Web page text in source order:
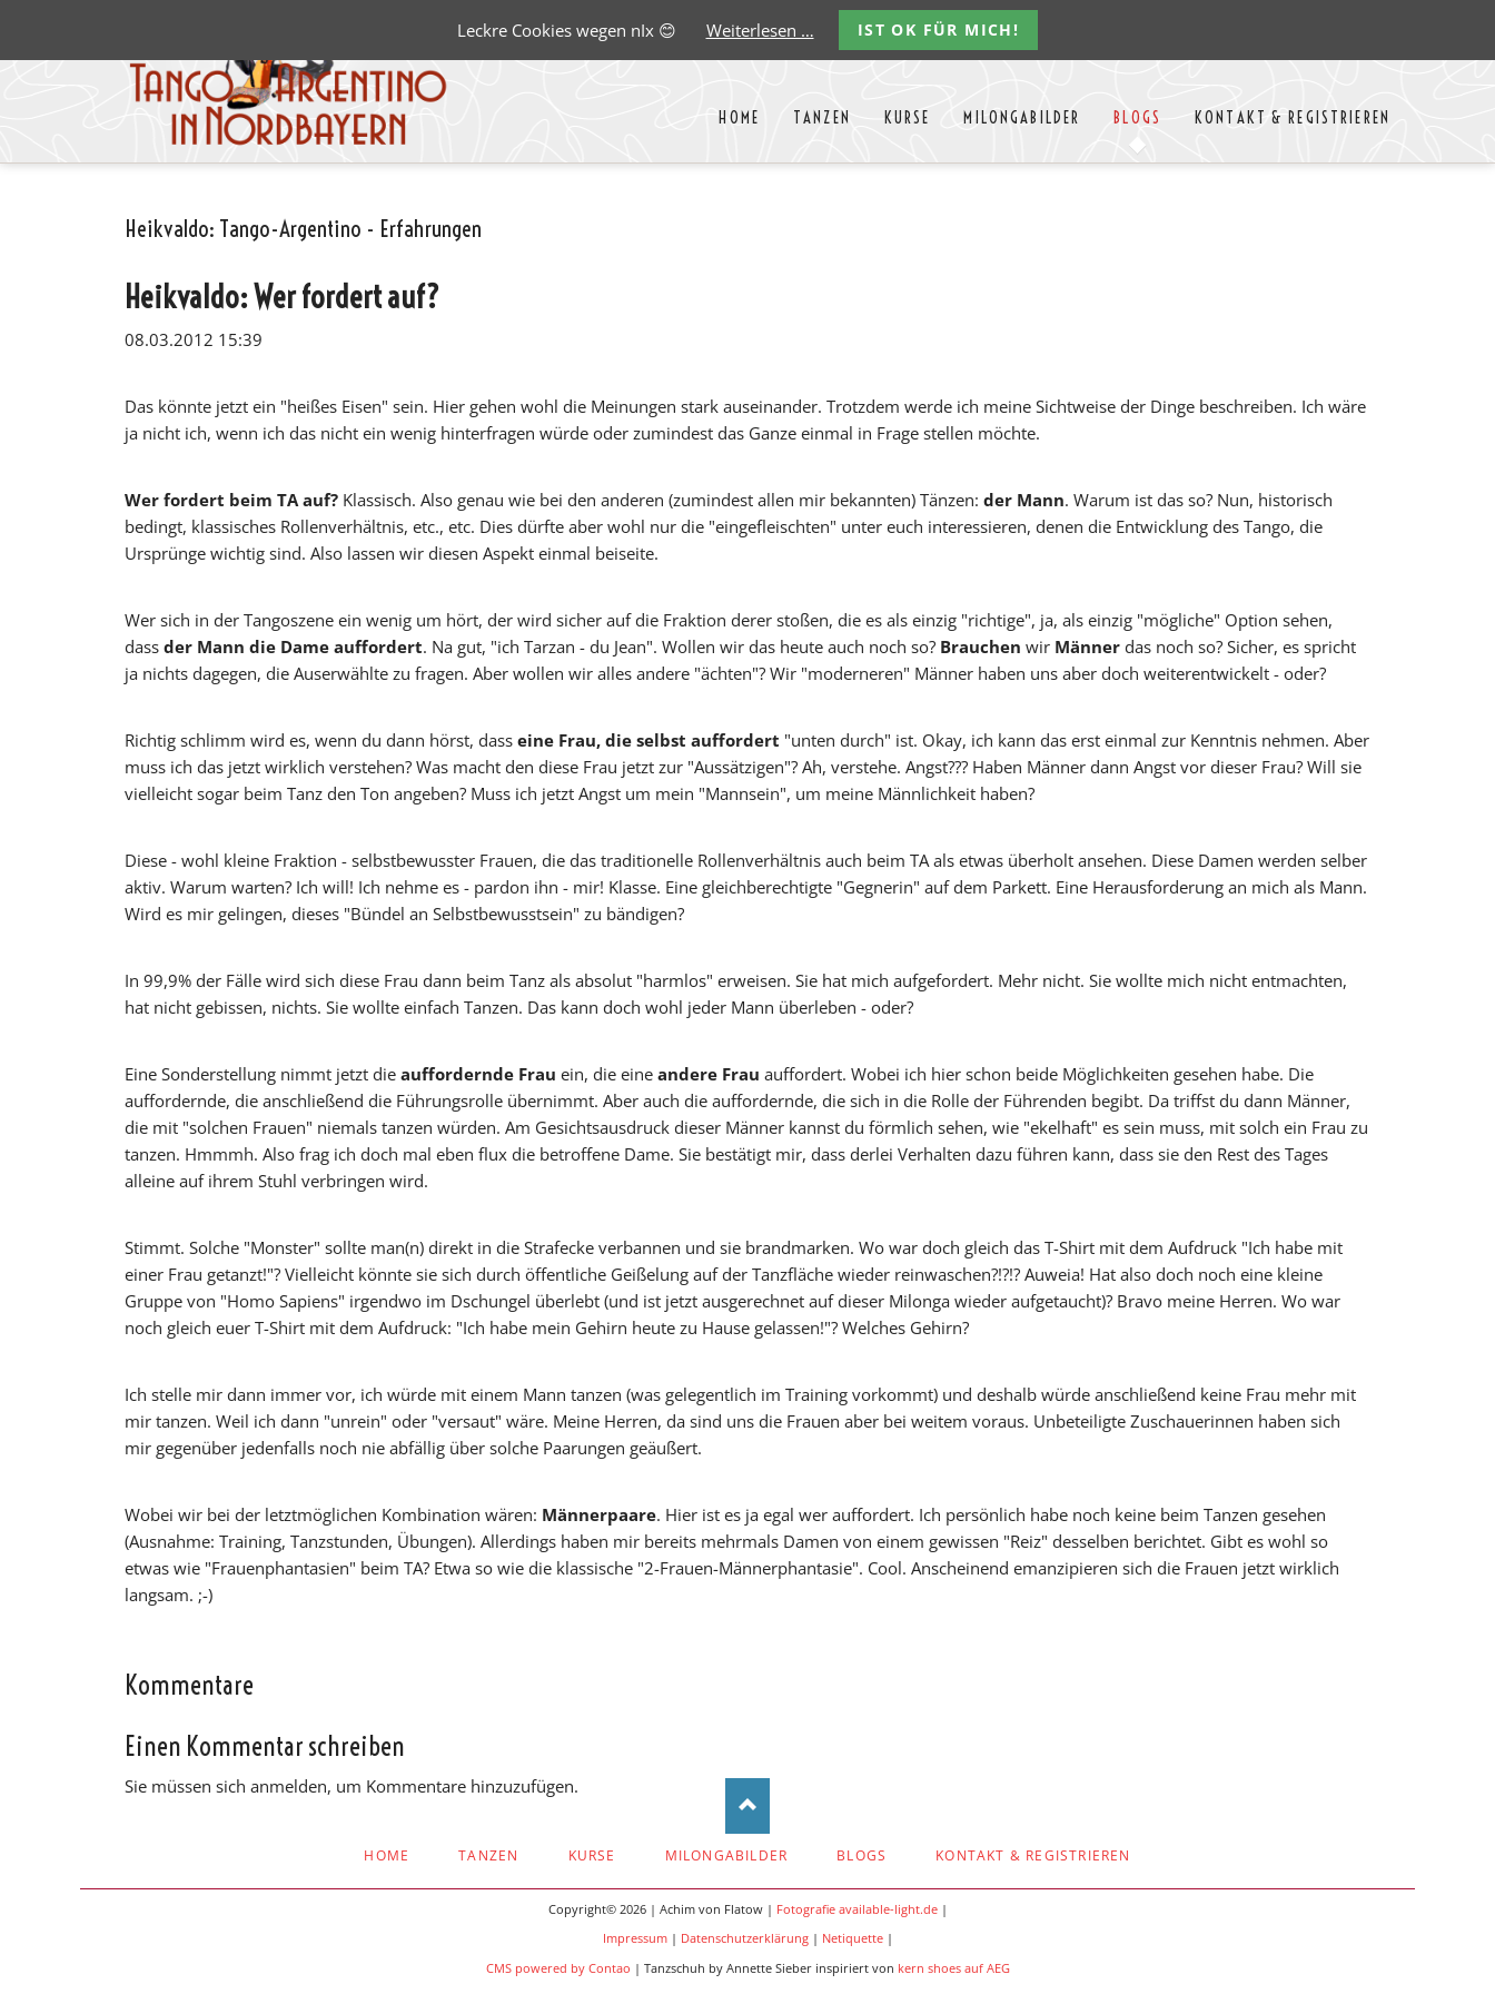
HOME TANZEN
Liste aller Events des kommenden Jahres
KURSE
Blanco y
e.V,
WILFEGO
MILONGABILDER BLOGS KONTAKT & REGISTRIEREN
Kontakt
Heikvaldo: Tango-Argentino - Erfahrungen
Heikvaldo: Wer fordert auf?
08.03.2012 15:39
Das könnte jetzt ein "heißes Eisen" sein. Hier gehen wohl die Meinungen stark auseinander. Trotzdem werde ich meine Sichtweise der Dinge beschreiben. Ich wäre
ja nicht ich, wenn ich das nicht ein wenig hinterfragen würde oder zumindest das Ganze einmal in Frage stellen möchte.
Wer fordert beim TA auf? Klassisch. Also genau wie bei den anderen (zumindest allen mir bekannten) Tänzen: der Mann. Warum ist das so? Nun, historisch
bedingt, klassisches Rollenverhältnis, etc., etc. Dies dürfte aber wohl nur die "eingefleischten" unter euch interessieren, denen die Entwicklung des Tango, die
Ursprünge wichtig sind. Also lassen wir diesen Aspekt einmal beiseite.
Wer sich in der Tangoszene ein wenig um hört, der wird sicher auf die Fraktion derer stoßen, die es als einzig "richtige", ja, als einzig "mögliche" Option sehen,
dass der Mann die Dame auffordert. Na gut, "ich Tarzan - du Jean". Wollen wir das heute auch noch so? Brauchen wir Männer das noch so? Sicher, es spricht
ja nichts dagegen, die Auserwählte zu fragen. Aber wollen wir alles andere "ächten"? Wir "moderneren" Männer haben uns aber doch weiterentwickelt - oder?
Richtig schlimm wird es, wenn du dann hörst, dass eine Frau, die selbst auffordert "unten durch" ist. Okay, ich kann das erst einmal zur Kenntnis nehmen. Aber
muss ich das jetzt wirklich verstehen? Was macht den diese Frau jetzt zur "Aussätzigen"? Ah, verstehe. Angst??? Haben Männer dann Angst vor dieser Frau? Will sie
vielleicht sogar beim Tanz den Ton angeben? Muss ich jetzt Angst um mein "Mannsein", um meine Männlichkeit haben?
Diese - wohl kleine Fraktion - selbstbewusster Frauen, die das traditionelle Rollenverhältnis auch beim TA als etwas überholt ansehen. Diese Damen werden selber
aktiv. Warum warten? Ich will! Ich nehme es - pardon ihn - mir! Klasse. Eine gleichberechtigte "Gegnerin" auf dem Parkett. Eine Herausforderung an mich als Mann.
Wird es mir gelingen, dieses "Bündel an Selbstbewusstsein" zu bändigen?
In 99,9% der Fälle wird sich diese Frau dann beim Tanz als absolut "harmlos" erweisen. Sie hat mich aufgefordert. Mehr nicht. Sie wollte mich nicht entmachten,
hat nicht gebissen, nichts. Sie wollte einfach Tanzen. Das kann doch wohl jeder Mann überleben - oder?
Eine Sonderstellung nimmt jetzt die auffordernde Frau ein, die eine andere Frau auffordert. Wobei ich hier schon beide Möglichkeiten gesehen habe. Die
auffordernde, die anschließend die Führungsrolle übernimmt. Aber auch die auffordernde, die sich in die Rolle der Führenden begibt. Da triffst du dann Männer,
die mit "solchen Frauen" niemals tanzen würden. Am Gesichtsausdruck dieser Männer kannst du förmlich sehen, wie "ekelhaft" es sein muss, mit solch ein Frau zu
tanzen. Hmmmh. Also frag ich doch mal eben flux die betroffene Dame. Sie bestätigt mir, dass derlei Verhalten dazu führen kann, dass sie den Rest des Tages
alleine auf ihrem Stuhl verbringen wird.
Stimmt. Solche "Monster" sollte man(n) direkt in die Strafecke verbannen und sie brandmarken. Wo war doch gleich das T-Shirt mit dem Aufdruck "Ich habe mit
einer Frau getanzt!"? Vielleicht könnte sie sich durch öffentliche Geißelung auf der Tanzfläche wieder reinwaschen?!?!? Auweia! Hat also doch noch eine kleine
Gruppe von "Homo Sapiens" irgendwo im Dschungel überlebt (und ist jetzt ausgerechnet auf dieser Milonga wieder aufgetaucht)? Bravo meine Herren. Wo war
noch gleich euer T-Shirt mit dem Aufdruck: "Ich habe mein Gehirn heute zu Hause gelassen!"? Welches Gehirn?
Ich stelle mir dann immer vor, ich würde mit einem Mann tanzen (was gelegentlich im Training vorkommt) und deshalb würde anschließend keine Frau mehr mit
mir tanzen. Weil ich dann "unrein" oder "versaut" wäre. Meine Herren, da sind uns die Frauen aber bei weitem voraus. Unbeteiligte Zuschauerinnen haben sich
mir gegenüber jedenfalls noch nie abfällig über solche Paarungen geäußert.
Wobei wir bei der letztmöglichen Kombination wären: Männerpaare. Hier ist es ja egal wer auffordert. Ich persönlich habe noch keine beim Tanzen gesehen
(Ausnahme: Training, Tanzstunden, Übungen). Allerdings haben mir bereits mehrmals Damen von einem gewissen "Reiz" desselben berichtet. Gibt es wohl so
etwas wie "Frauenphantasien" beim TA? Etwa so wie die klassische "2-Frauen-Männerphantasie". Cool. Anscheinend emanzipieren sich die Frauen jetzt wirklich
langsam. ;-)
Kommentare
Einen Kommentar schreiben
Sie müssen sich anmelden, um Kommentare hinzuzufügen.
ÜBERSPRINGEN
HOME TANZEN KURSE MILONGABILDER BLOGS KONTAKT & REGISTRIEREN
Copyright© 2026 | Achim von Flatow | Fotografie available-light.de|
Impressum| Datenschutzerklärung| Netiquette|
CMS powered by Contao | Tanzschuh by Annette Sieber inspiriert von kern shoes auf AEG
Leckre Cookies wegen nIx 😊 Weiterlesen … IST OK FÜR MICH!